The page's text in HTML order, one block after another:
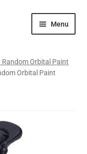
Menu
child
Orbital Paint
Orbital Paint